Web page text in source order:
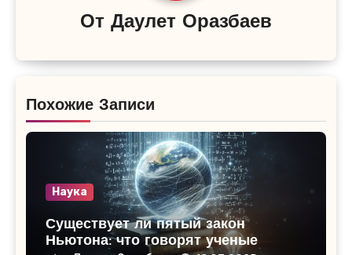
От Даулет Оразбаев
Похожие Записи
Наука
Существует ли пятый закон
Ньютона: что говорят ученые